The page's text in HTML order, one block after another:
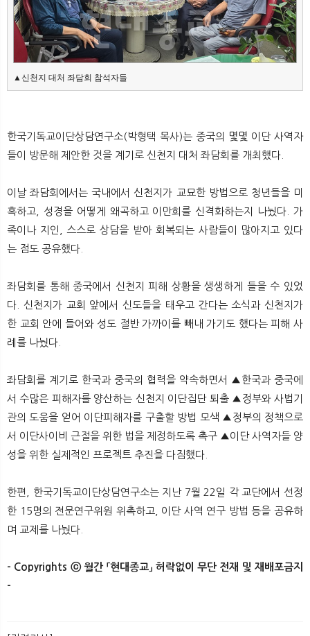
색
▲신천지 대처 좌담회 참석자들
한국기독교이단상담연구소(박형택 목사)는 중국의 몇몇 이단 사역자
들이 방문해 제안한 것을 계기로 신천지 대처 좌담회를 개최했다.
이날 좌담회에서는 국내에서 신천지가 교묘한 방법으로 청년들을 미
혹하고, 성경을 어떻게 왜곡하고 이만희를 신격화하는지 나눴다. 가
족이나 지인, 스스로 상담을 받아 회복되는 사람들이 많아지고 있다
는 점도 공유했다.
좌담회를 통해 중국에서 신천지 피해 상황을 생생하게 들을 수 있었
다. 신천지가 교회 앞에서 신도들을 태우고 간다는 소식과 신천지가
한 교회 안에 들어와 성도 절반 가까이를 빼내 가기도 했다는 피해 사
례를 나눴다.
좌담회를 계기로 한국과 중국의 협력을 약속하면서 ▲한국과 중국에
서 수많은 피해자를 양산하는 신천지 이단집단 퇴출 ▲정부와 사법기
관의 도움을 얻어 이단피해자를 구출할 방법 모색 ▲정부의 정책으로
서 이단사이비 근절을 위한 법을 제정하도록 촉구 ▲이단 사역자들 양
성을 위한 실제적인 프로젝트 추진을 다짐했다.
한편, 한국기독교이단상담연구소는 지난 7월 22일 각 교단에서 선정
한 15명의 전문연구위원 위촉하고, 이단 사역 연구 방법 등을 공유하
며 교제를 나눴다.
- Copyrights ⓒ 월간 「현대종교」 허락없이 무단 전재 및 재배포금지
-​